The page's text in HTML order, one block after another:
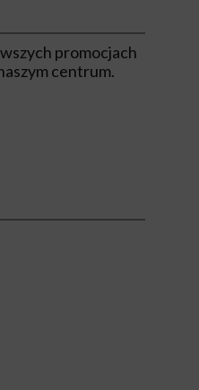
promocjach
centrum.